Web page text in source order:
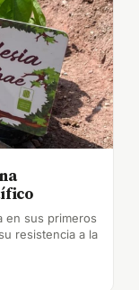
en sus primeros
resistencia a la